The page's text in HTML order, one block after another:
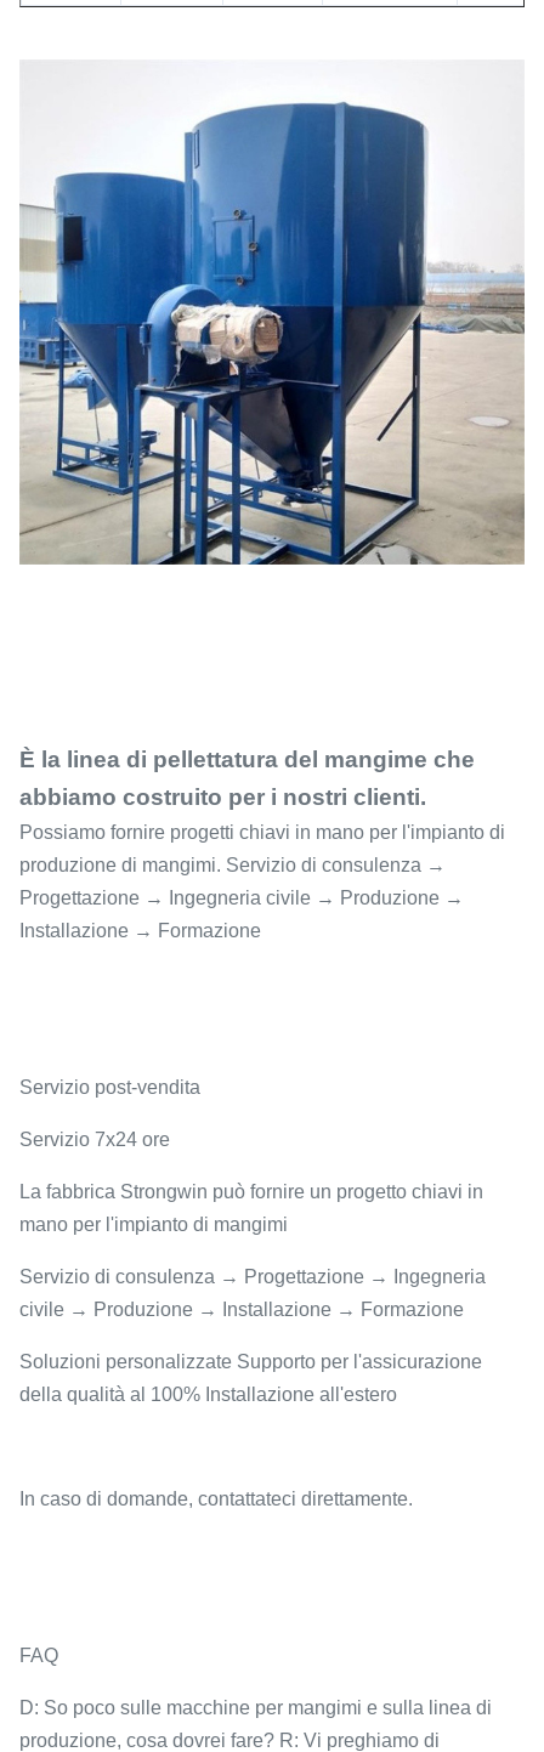
È la linea di pellettatura del mangime che
abbiamo costruito per i nostri clienti.
Possiamo fornire progetti chiavi in mano per l'impianto di
produzione di mangimi. Servizio di consulenza →
Progettazione → Ingegneria civile → Produzione →
Installazione → Formazione
Servizio post-vendita
Servizio 7x24 ore
La fabbrica Strongwin può fornire un progetto chiavi in
mano per l'impianto di mangimi
Servizio di consulenza → Progettazione → Ingegneria
civile → Produzione → Installazione → Formazione
Soluzioni personalizzate Supporto per l'assicurazione
della qualità al 100% Installazione all'estero
In caso di domande, contattateci direttamente.
FAQ
D: So poco sulle macchine per mangimi e sulla linea di
produzione, cosa dovrei fare? R: Vi preghiamo di